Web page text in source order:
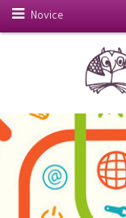
Novice